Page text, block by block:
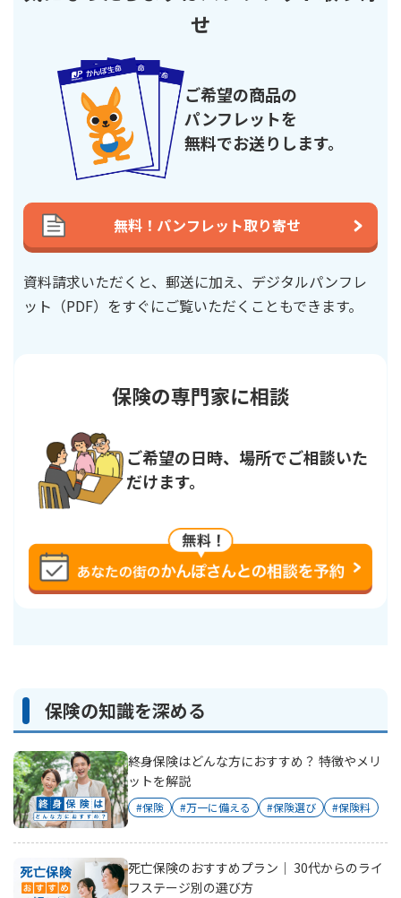
ラジオ体操ポータルサイト
お客さまの声／お客さまサービス向上の取組み
かんぽジャンクション
せ
ご希望の商品の
パンフレットを
無料でお送りします。
無料！パンフレット取り寄せ
資料請求いただくと、郵送に加え、デジタルパンフレ
ット（PDF）をすぐにご覧いただくこともできます。
保険の専門家に相談
ご希望の日時、場所でご相談いた
だけます。
保険の知識を深める
終身保険はどんな方におすすめ？ 特徴やメリ
ットを解説
#保険 #万一に備える #保険選び #保険料
死亡保険のおすすめプラン｜ 30代からのライ
フステージ別の選び方